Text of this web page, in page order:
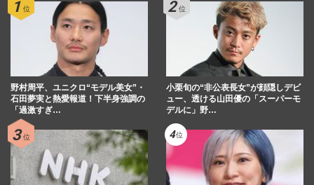
野村周平、ユニクロ“モデル美女”・
石田夢実と熱愛報道！下半身強調の
「過激すぎ…
小栗旬の“非公表長女”が顔隠しデビ
ュー、透ける山田優の「スーパーモ
デルに」野…